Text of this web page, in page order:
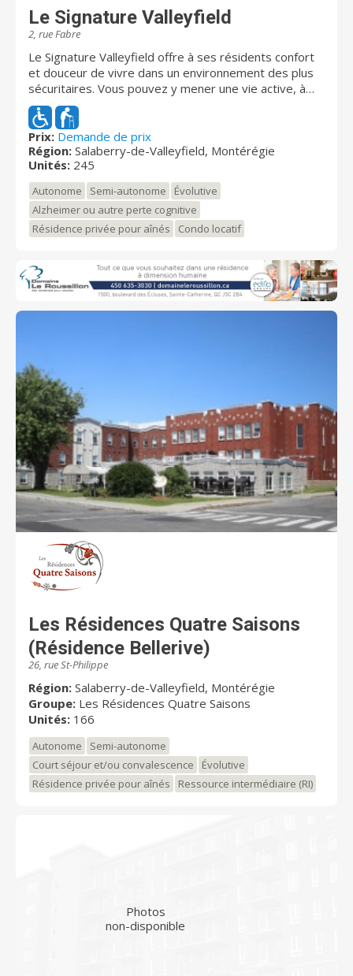
Le Signature Valleyfield
2, rue Fabre
Le Signature Valleyfield offre à ses résidents confort
et douceur de vivre dans un environnement des plus
sécuritaires. Vous pouvez y mener une vie active, à
votre rythme, dans le plus grand respect de votre
intimité. Que ce soit pour la qualité des repas, la
diversité des activités, les nombreuses commodités
ou les soins de santé, nous assurons des services
répondant aux souhaits de tous.
Prix: Demande de prix
Région: Salaberry-de-Valleyfield, Montérégie
Unités: 245
Autonome Semi-autonome
Évolutive
Alzheimer ou autre perte cognitive
Résidence privée pour aînés
Condo locatif
Les Résidences Quatre Saisons
(Résidence Bellerive)
26, rue St-Philippe
Région: Salaberry-de-Valleyfield, Montérégie
Groupe: Les Résidences Quatre Saisons
Unités: 166
Autonome
Semi-autonome
Court séjour et/ou convalescence
Évolutive
Résidence privée pour aînés
Ressource intermédiaire (RI)
Photos
non-disponible